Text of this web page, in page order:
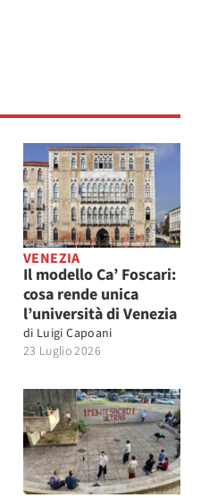
VENEZIA
Il modello Ca’ Foscari:
cosa rende unica
l’università di Venezia
di Luigi Capoani
23 Luglio 2026